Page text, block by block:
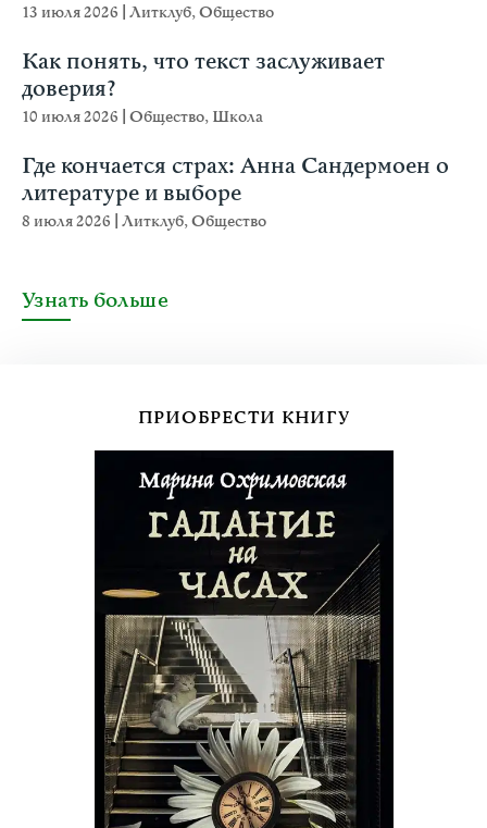
13 июля 2026 Литклуб,Общество
Как понять, что текст заслуживает
доверия?
10 июля 2026 Общество, Школа
Где кончается страх: Анна Сандермоен о
литературе и выборе
8 июля 2026 Литклуб,Общество
Узнать больше
ПРИОБРЕСТИ КНИГУ